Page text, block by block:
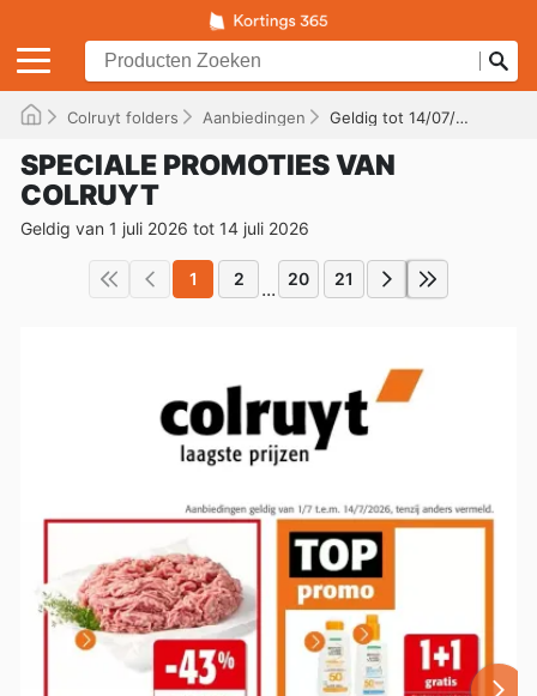
Colruyt folders Aanbiedingen Geldig tot 14/07/2026
SPECIALE PROMOTIES VAN
COLRUYT
Geldig van 1 juli 2026 tot 14 juli 2026
1 2 ... 20 21